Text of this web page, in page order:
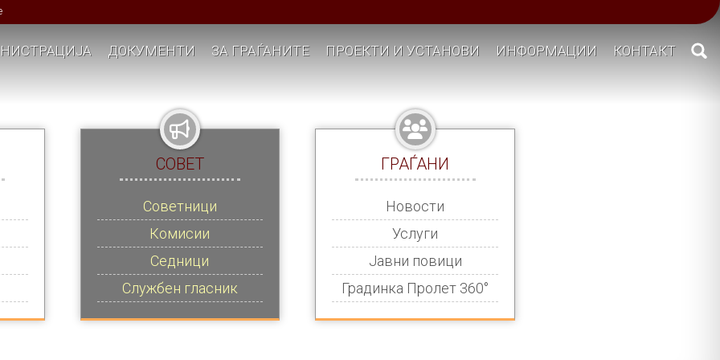
ДОКУМЕНТИ ЗА ГРАЃАНИТЕ ПРОЕКТИ И УСТАНОВИ ИНФОРМАЦИИ КОНТАКТ
СОВЕТ
Советници
Комисии
Седници
Службен гласник
ГРАЃАНИ
Новости
Услуги
Јавни повици
Градинка Пролет 360°